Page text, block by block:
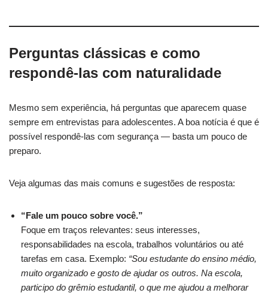
Perguntas clássicas e como
respondê-las com naturalidade
Mesmo sem experiência, há perguntas que aparecem quase
sempre em entrevistas para adolescentes. A boa notícia é que é
possível respondê-las com segurança — basta um pouco de
preparo.
Veja algumas das mais comuns e sugestões de resposta:
“Fale um pouco sobre você.”
Foque em traços relevantes: seus interesses,
responsabilidades na escola, trabalhos voluntários ou até
tarefas em casa. Exemplo: “Sou estudante do ensino médio,
muito organizado e gosto de ajudar os outros. Na escola,
participo do grêmio estudantil, o que me ajudou a melhorar